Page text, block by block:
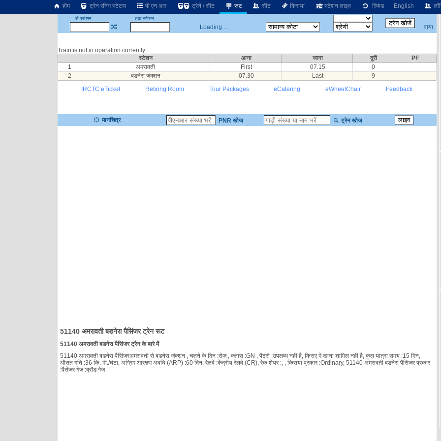
होम ट्रेन रनिंग स्टेटस पी एन आर ट्रेनें / सीट रूट सीट किराया स्टेशन लाइव रिफंड English
से स्टेशन तक स्टेशन
Loading.... वाया
Train is not in operation currently
स्टेशन
आना जाना दूरी
PF
1
अमरावती First 07.15
0
2
बडनेरा जंक्शन 07.30 Last
9
IRCTC eTicket
Retiring Room Tour Packages eCatering eWheelChair Feedback
मानचित्र PNR खोज ट्रेन खोज
51140 अमरावती बडनेरा पैसिंजर ट्रेन रूट
51140 अमरावती बडनेरा पैसिंजर ट्रैन के बारे में
51140 अमरावती बडनेरा पैसिंजरअमरावती से बडनेरा जंक्शन , चलने के दिन :रोज़ , क्लास :GN , पैंट्री :उपलब्ध नहीं है, किराए में खाना शामिल नहीं है, कुल यात्रा समय :15 मिन,
औसत गति :36 कि. मी./घंटा, अग्रिम आरक्षण अवधि (ARP) :60 दिन, रेलवे :केंद्रीय रेलवे (CR), रेक शेयर :, , किराया प्रकार :Ordinary, 51140 अमरावती बडनेरा पैसिंजर प्रकार
:पैसेंजर गेज :ब्रॉड गेज